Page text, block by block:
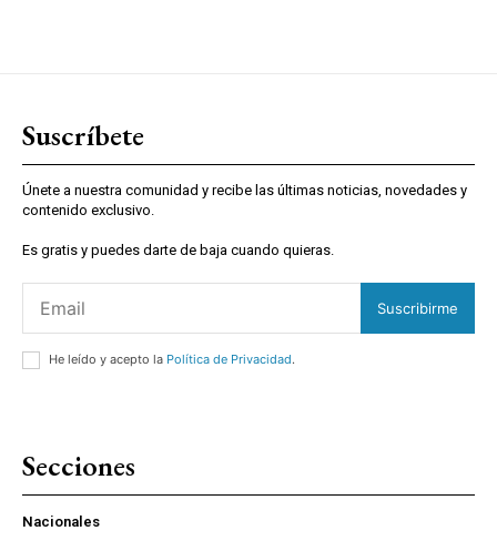
Suscríbete
Únete a nuestra comunidad y recibe las últimas noticias, novedades y
contenido exclusivo.
Es gratis y puedes darte de baja cuando quieras.
Suscribirme
He leído y acepto la Política de Privacidad.
Secciones
Nacionales